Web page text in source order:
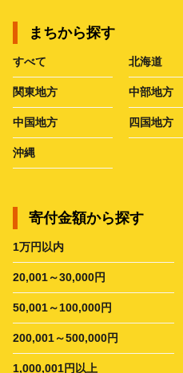
まちから探す
すべて 北海道
関東地方 中部地方
中国地方 四国地方
沖縄
寄付金額から探す
1万円以内
20,001～30,000円
50,001～100,000円
200,001～500,000円
1,000,001円以上